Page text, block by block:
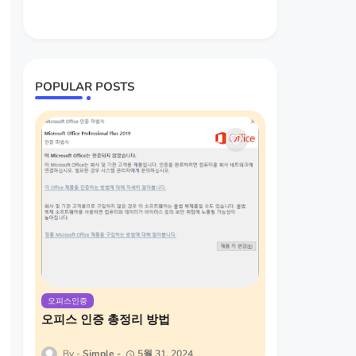
POPULAR POSTS
오피스인증
오피스 인증 총정리 방법